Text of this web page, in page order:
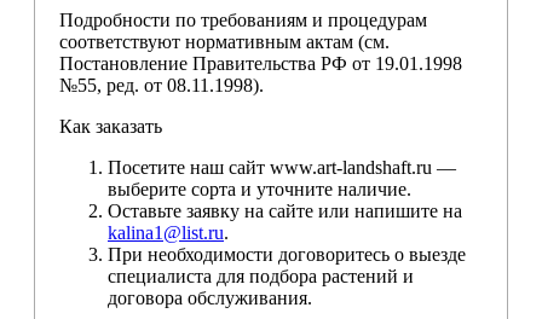
Подробности по требованиям и процедурам
соответствуют нормативным актам (см.
Постановление Правительства РФ от 19.01.1998
№55, ред. от 08.11.1998).
Как заказать
Посетите наш сайт www.art-landshaft.ru —
выберите сорта и уточните наличие.
Оставьте заявку на сайте или напишите на
kalina1@list.ru.
При необходимости договоритесь о выезде
специалиста для подбора растений и
договора обслуживания.